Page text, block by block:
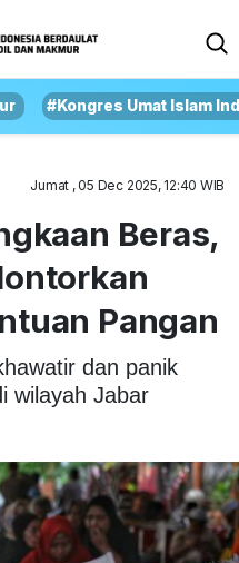
#Kongres Umat Islam
Jumat , 05 Dec 2025, 12:40 WIB
Beras,
Pangan
dan panik
wilayah Jabar